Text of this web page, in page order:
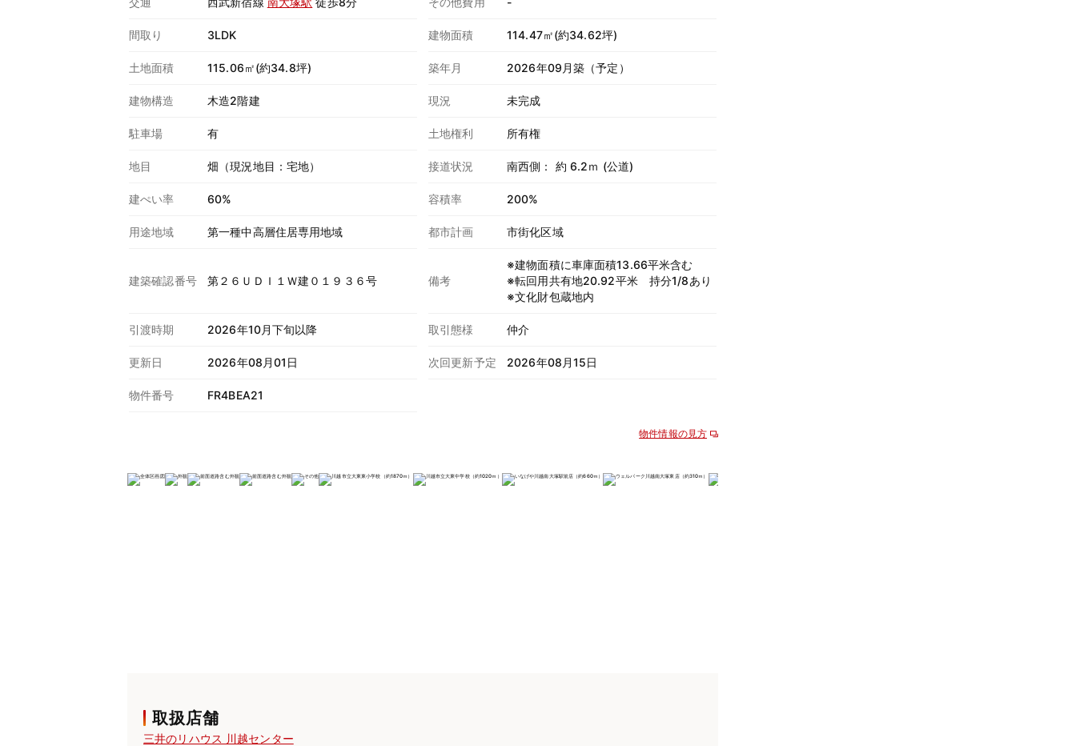
間取り 3LDK 建物面積 114.47㎡(約34.62坪)
土地面積 115.06㎡(約34.8坪) 築年月 2026年09月築（予定）
建物構造 木造2階建 現況 未完成
駐車場 有 土地権利 所有権
地目 畑（現況地目：宅地） 接道状況 南西側： 約 6.2ｍ (公道)
建ぺい率 60% 容積率 200%
用途地域 第一種中高層住居専用地域 都市計画 市街化区域
建築確認番号 第２６ＵＤＩ１Ｗ建０１９３６号 備考
※建物面積に車庫面積13.66平米含む
※転回用共有地20.92平米 持分1/8あり
※文化財包蔵地内
引渡時期 2026年10月下旬以降 取引態様 仲介
更新日 2026年08月01日 次回更新予定 2026年08月15日
物件番号 FR4BEA21
物件情報の見方
取扱店舗
三井のリハウス 川越センター